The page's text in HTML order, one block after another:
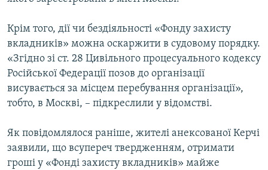
Крім того, дії чи бездіяльності «Фонду захисту
вкладників» можна оскаржити в судовому порядку.
«Згідно зі ст. 28 Цивільного процесуального кодексу
Російської Федерації позов до організації
висувається за місцем перебування організації»,
тобто, в Москві, – підкреслили у відомстві.
Як повідомлялося раніше, жителі анексованої Керчі
заявили, що всупереч твердженням, отримати
гроші у «Фонді захисту вкладників» майже